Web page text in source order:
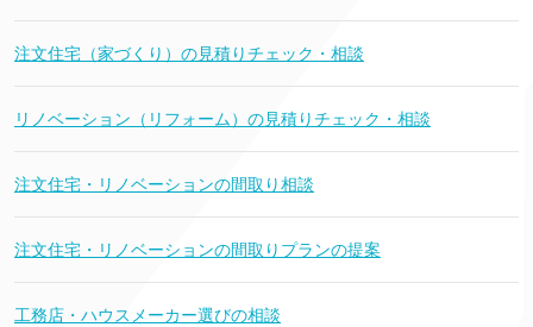
注文住宅（家づくり）の見積りチェック・相談
リノベーション（リフォーム）の見積りチェック・相談
注文住宅・リノベーションの間取り相談
注文住宅・リノベーションの間取りプランの提案
工務店・ハウスメーカー選びの相談